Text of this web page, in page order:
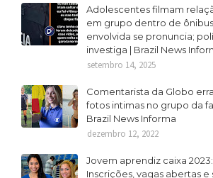
Adolescentes filmam
em grupo dentro de
envolvida se pronuncia;
investiga | Brazil News
setembro 14, 2025
Comentarista da Globo
fotos intimas no grupo da
Brazil News Informa
dezembro 12, 2022
Jovem aprendiz caixa 2023:
Inscrições, vagas abertas e